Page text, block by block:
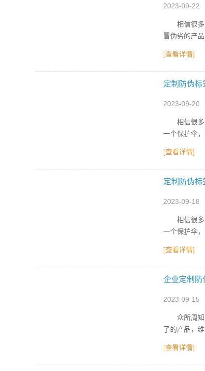
2023-09-22
相信很多人
冒伪劣的产
[查看详情]
定制防伪标
2023-09-20
相信很多人
一个保护伞
[查看详情]
定制防伪标
2023-09-18
相信很多人
一个保护伞
[查看详情]
企业定制防
2023-09-15
众所周知目
了的产品，
[查看详情]